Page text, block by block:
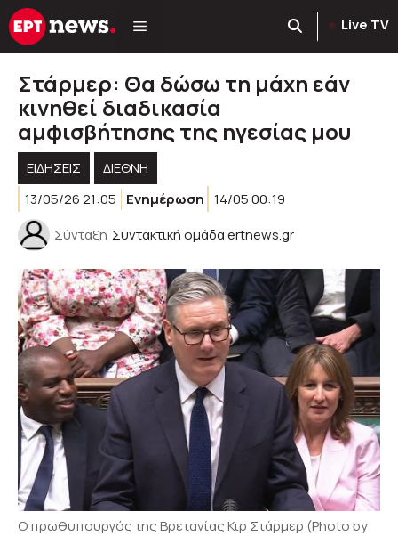
Μετάβαση
σε
Live TV
Στάρμερ: Θα δώσω τη μάχη εάν
κινηθεί διαδικασία
αμφισβήτησης της ηγεσίας μου
ΕΙΔΗΣΕΙΣ
ΔΙΕΘΝΗ
13/05/26 21:05
Ενημέρωση 14/05 00:19
Σύνταξη Συντακτική ομάδα ertnews.gr
O πρωθυπουργός της Βρετανίας Κιρ Στάρμερ (Photo by